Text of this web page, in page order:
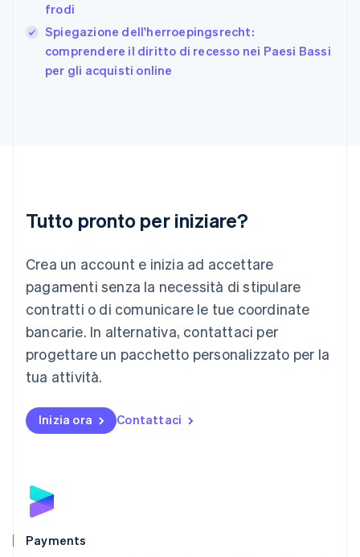
frodi
Spiegazione dell'herroepingsrecht:
comprendere il diritto di recesso nei Paesi Bassi
per gli acquisti online
Tutto pronto per iniziare?
Crea un account e inizia ad accettare
pagamenti senza la necessità di stipulare
contratti o di comunicare le tue coordinate
bancarie. In alternativa, contattaci per
progettare un pacchetto personalizzato per la
tua attività.
Inizia ora Contattaci
Payments
English
Grecia
English
India
English
Lituania
Lussemburgo
Deutsch English
Malaysia
English 简体中文
Malta
Messico
EspañolEnglish
English
Nuova Zelanda
Polonia
English
Português